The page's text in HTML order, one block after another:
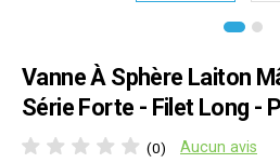
Vanne À Sphère Laiton
Série Forte - Filet Long -
(0) Aucun avis